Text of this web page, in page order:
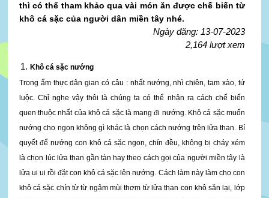
thì có thể tham khảo qua vài món ăn được chế biến từ
khô cá sặc của người dân miền tây nhé.
Ngày đăng: 13-07-2023
2,164 lượt xem
Khô cá sặc nướng
Trong ẩm thực dân gian có câu : nhất nướng, nhì chiên, tam xào, tứ
luộc. Chỉ nghe vậy thôi là chúng ta có thể nhận ra cách chế biến
quen thuộc nhất của khô cá sặc là mang đi nướng. Khô cá sặc muốn
nướng cho ngon không gì khác là chọn cách nướng trên lửa than. Bí
quyết để nướng con khô cá sặc ngon, chín đều, không bị cháy xém
là chọn lúc lửa than gần tàn hay theo cách gọi của người miền tây là
lửa ui ui rồi đặt con khô cá sặc lên nướng. Cách làm này làm cho con
khô cá sặc chín từ từ ngậm mùi thơm từ lửa than con khô săn lại, lớp